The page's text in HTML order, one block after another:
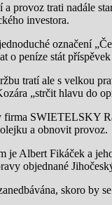
provoz trati nadále
investora.
označení
o peníze stát
tratí ale s velkou
„strčit hlavu do
SWIETELSKY
a obnovit provoz.
je Albert Fikáček a
objednané
skoro by